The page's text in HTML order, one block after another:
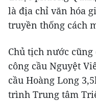
là địa chỉ văn hóa
truyền thống cách
Chủ tịch nước
công cầu Nguyệt
cầu Hoàng Long
trình Trung tâm